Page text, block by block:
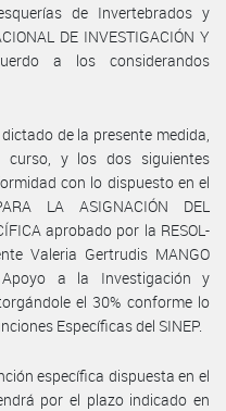
de Invertebrados y
DE INVESTIGACIÓN Y
a los considerandos
de la presente medida,
curso, y los dos siguientes
con lo dispuesto en el
LA ASIGNACIÓN DEL
aprobado por la RESOL-
Valeria Gertrudis MANGO
a la Investigación y
el 30% conforme lo
Específicas del SINEP.
específica dispuesta en el
por el plazo indicado en